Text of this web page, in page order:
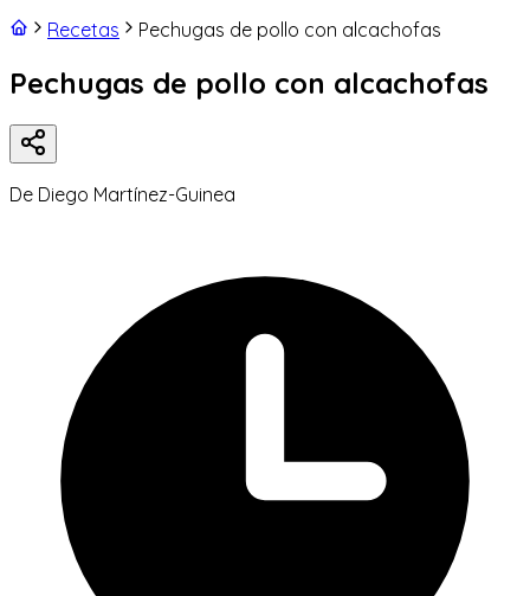
Recetas
Pechugas de pollo con alcachofas
Pechugas de pollo con alcachofas
De Diego Martínez-Guinea